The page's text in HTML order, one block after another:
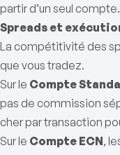
partir d’un seul compte.
Spreads et
La compétitivité des
que vous tradez.
Sur le Compte
pas de commission
cher par transaction
Sur le Compte ECN,